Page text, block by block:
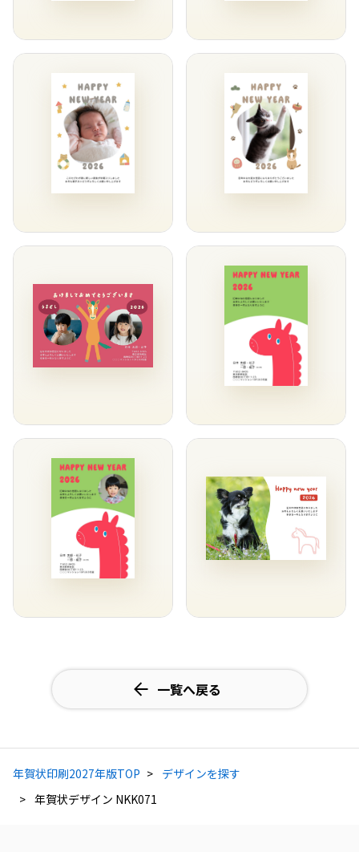
一覧へ戻る
年賀状印刷2027年版TOP
デザインを探す
年賀状デザイン NKK071